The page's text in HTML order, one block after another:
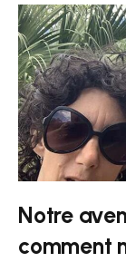
Notre
comment